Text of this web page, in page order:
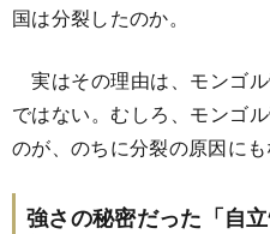
国は分裂したのか。
実はその理由は、モンゴ
ではない。むしろ、モンゴ
のが、のちに分裂の原因にも
強さの秘密だった「自